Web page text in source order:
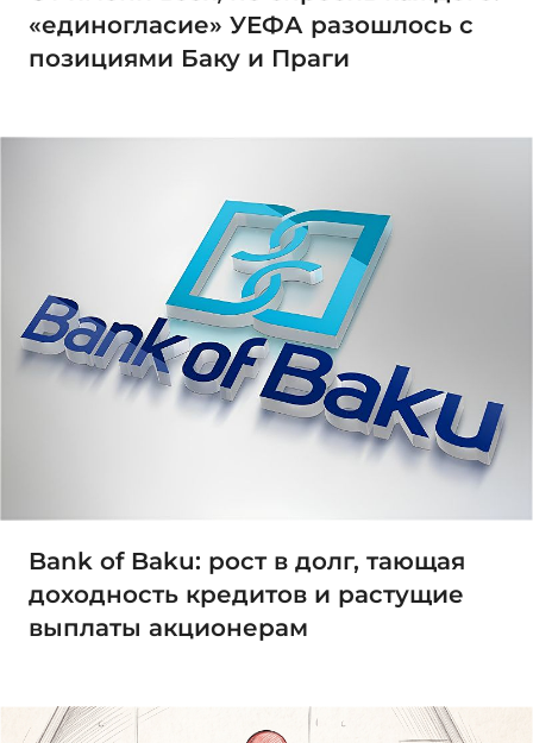
«единогласие» УЕФА разошлось с
позициями Баку и Праги
Bank of Baku: рост в долг, тающая
доходность кредитов и растущие
выплаты акционерам